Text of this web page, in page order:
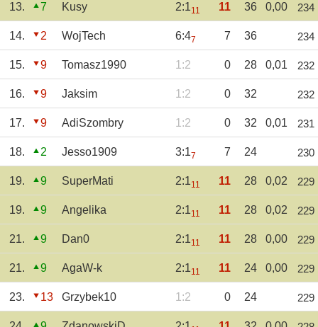
13. 7 Kusy 2:111 11 36 0,00 234
14. 2 WojTech 6:47 7 36 234
15. 9 Tomasz1990 1:2 0 28 0,01 232
16. 9 Jaksim 1:2 0 32 232
17. 9 AdiSzombry 1:2 0 32 0,01 231
18. 2 Jesso1909 3:17 7 24 230
19. 9 SuperMati 2:111 11 28 0,02 229
19. 9 Angelika 2:111 11 28 0,02 229
21. 9 Dan0 2:111 11 28 0,00 229
21. 9 AgaW-k 2:111 11 24 0,00 229
23. 13 Grzybek10 1:2 0 24 229